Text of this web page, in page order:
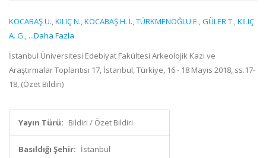
KOCABAŞ U.,KILIÇ N.,KOCABAŞ H. I.,TÜRKMENOĞLU E.,GÜLER T.,KILIÇ
A. G., ...Daha Fazla
İstanbul Üniversitesi Edebiyat Fakültesi Arkeolojik Kazı ve
Araştırmalar Toplantısı 17, İstanbul, Türkiye, 16 - 18 Mayıs 2018, ss.17-
18, (Özet Bildiri)
Yayın Türü: Bildiri / Özet Bildiri
Basıldığı Şehir: İstanbul